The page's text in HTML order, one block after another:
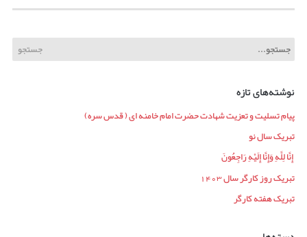
نوشته‌های تازه
پیام تسلیت و تعزیت شهادت حضرت امام خامنه ای ( قدس سره)
تبریک سال نو
إِنَّا لِلَّهِ وَإِنَّا إِلَیْهِ رَاجِعُونَ
تبریک روز کارگر سال 1403
تبریک هفته کارگر